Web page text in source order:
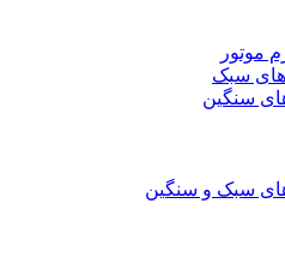
موتور
های سبک
سنگین
سبک و سنگین